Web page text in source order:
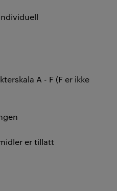
A - F (F er ikke
er tillatt